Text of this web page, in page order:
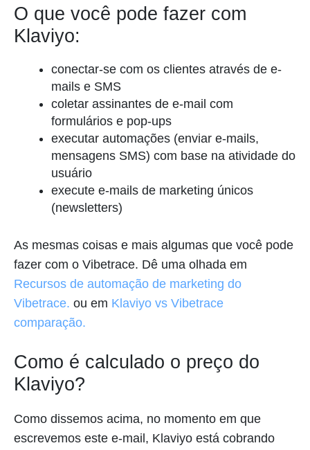
O que você pode fazer com
Klaviyo:
conectar-se com os clientes através de e-
mails e SMS
coletar assinantes de e-mail com
formulários e pop-ups
executar automações (enviar e-mails,
mensagens SMS) com base na atividade do
usuário
execute e-mails de marketing únicos
(newsletters)
As mesmas coisas e mais algumas que você pode
fazer com o Vibetrace. Dê uma olhada em
Recursos de automação de marketing do
Vibetrace. ou em Klaviyo vs Vibetrace
comparação.
Como é calculado o preço do
Klaviyo?
Como dissemos acima, no momento em que
escrevemos este e-mail, Klaviyo está cobrando